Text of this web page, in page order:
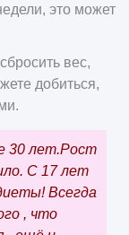
это может
вес,
добиться,
30 лет.Рост
С 17 лет
Всегда
, что